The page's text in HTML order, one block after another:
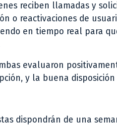
reciben llamadas y
o reactivaciones de
en tiempo real para
evaluaron
y la buena
dispondrán de una